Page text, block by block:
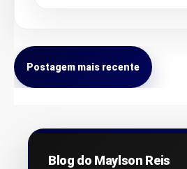
Postagem mais recente
Blog do Maylson Reis